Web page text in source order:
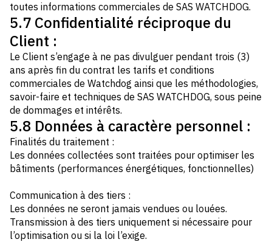
toutes informations commerciales de SAS WATCHDOG.
5.7 Confidentialité réciproque du
Client :
Le Client s’engage à ne pas divulguer pendant trois (3)
ans après fin du contrat les tarifs et conditions
commerciales de Watchdog ainsi que les méthodologies,
savoir-faire et techniques de SAS WATCHDOG, sous peine
de dommages et intérêts.
5.8 Données à caractère personnel :
Finalités du traitement :
Les données collectées sont traitées pour optimiser les
bâtiments (performances énergétiques, fonctionnelles)
Communication à des tiers :
Les données ne seront jamais vendues ou louées.
Transmission à des tiers uniquement si nécessaire pour
l’optimisation ou si la loi l’exige.